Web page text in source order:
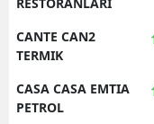
CANTE CAN2
TERMIK
CASA CASA EMTIA
PETROL